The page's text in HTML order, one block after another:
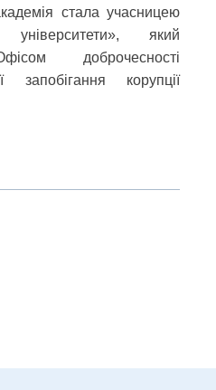
стала учасницею
який
доброчесності
запобігання корупції